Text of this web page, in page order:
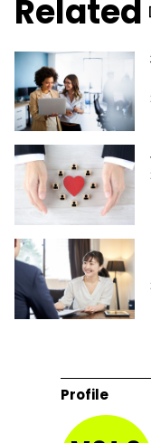
Related
Profile